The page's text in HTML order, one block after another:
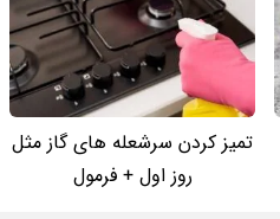
تمیز کردن سرشعله های گاز مثل
روز اول + فرمول